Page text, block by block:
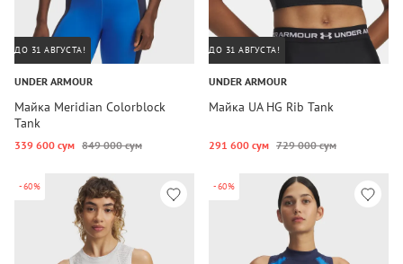
ДО 31 АВГУСТА!
UNDER ARMOUR
Майка Meridian Colorblock
Tank
339 600 сум 849 000 сум
ДО 31 АВГУСТА!
UNDER ARMOUR
Майка UA HG Rib Tank
291 600 сум 729 000 сум
-60% -60%